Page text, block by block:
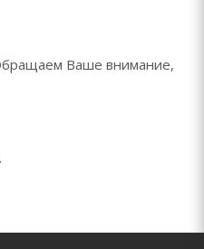
Ваше внимание,